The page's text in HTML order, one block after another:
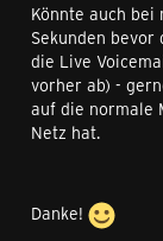
Könnte auch
Sekunden
die Live
vorher ab) -
auf die normale
Netz hat.
Danke!